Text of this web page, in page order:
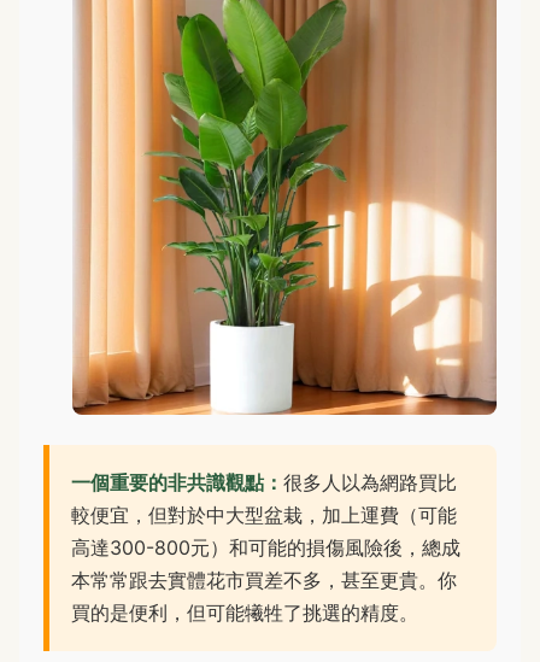
一個重要的非共識觀點： 很多人以為網路買比
較便宜，但對於中大型盆栽，加上運費（可能
高達300-800元）和可能的損傷風險後，總成
本常常跟去實體花市買差不多，甚至更貴。你
買的是便利，但可能犧牲了挑選的精度。